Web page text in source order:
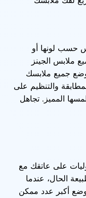
حسب لونها أو
ملابس الجينز
جميع ملابسك
والتنظيم على
المميز. تجاهل
على عاتقك مع
الحال، عندما
وضع أكبر عدد ممكن